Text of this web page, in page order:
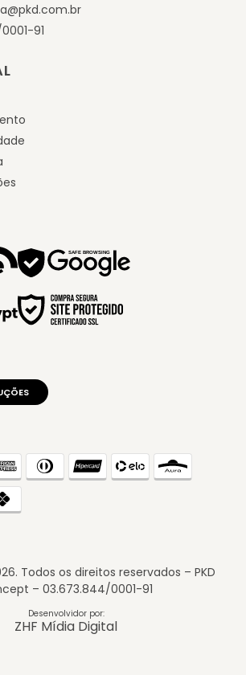
91
. Todos os direitos reservados – PKD
– 03.673.844/0001-91
Desenvolvidor por:
ZHF Mídia Digital